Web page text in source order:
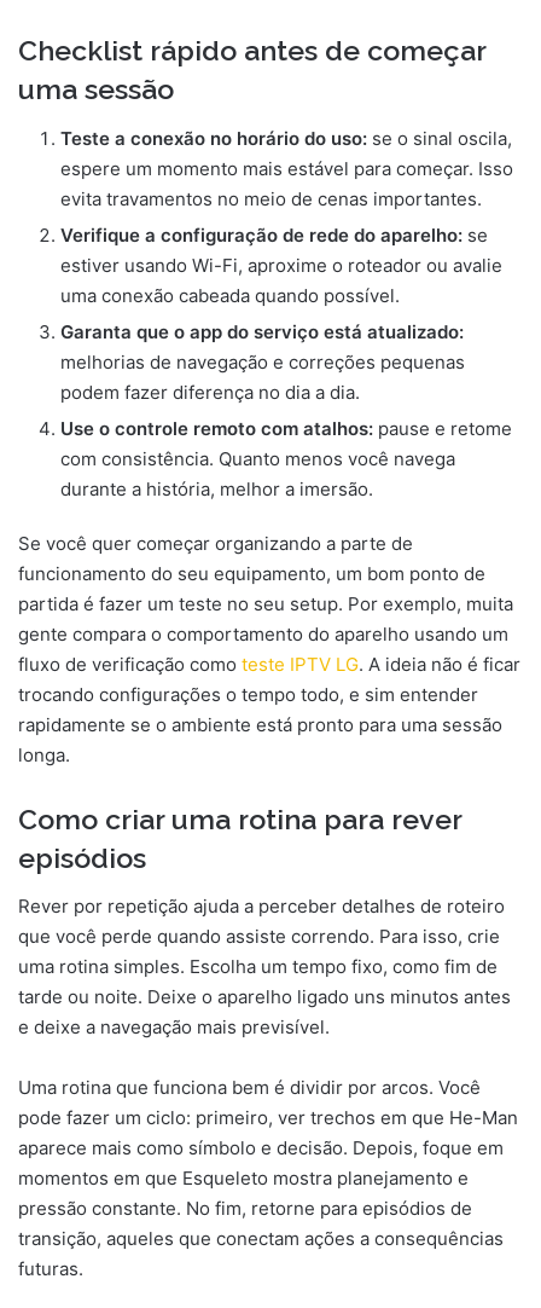
Checklist rápido antes de começar
uma sessão
Teste a conexão no horário do uso: se o sinal oscila,
espere um momento mais estável para começar. Isso
evita travamentos no meio de cenas importantes.
Verifique a configuração de rede do aparelho: se
estiver usando Wi-Fi, aproxime o roteador ou avalie
uma conexão cabeada quando possível.
Garanta que o app do serviço está atualizado:
melhorias de navegação e correções pequenas
podem fazer diferença no dia a dia.
Use o controle remoto com atalhos: pause e retome
com consistência. Quanto menos você navega
durante a história, melhor a imersão.
Se você quer começar organizando a parte de
funcionamento do seu equipamento, um bom ponto de
partida é fazer um teste no seu setup. Por exemplo, muita
gente compara o comportamento do aparelho usando um
fluxo de verificação como teste IPTV LG. A ideia não é ficar
trocando configurações o tempo todo, e sim entender
rapidamente se o ambiente está pronto para uma sessão
longa.
Como criar uma rotina para rever
episódios
Rever por repetição ajuda a perceber detalhes de roteiro
que você perde quando assiste correndo. Para isso, crie
uma rotina simples. Escolha um tempo fixo, como fim de
tarde ou noite. Deixe o aparelho ligado uns minutos antes
e deixe a navegação mais previsível.
Uma rotina que funciona bem é dividir por arcos. Você
pode fazer um ciclo: primeiro, ver trechos em que He-Man
aparece mais como símbolo e decisão. Depois, foque em
momentos em que Esqueleto mostra planejamento e
pressão constante. No fim, retorne para episódios de
transição, aqueles que conectam ações a consequências
futuras.